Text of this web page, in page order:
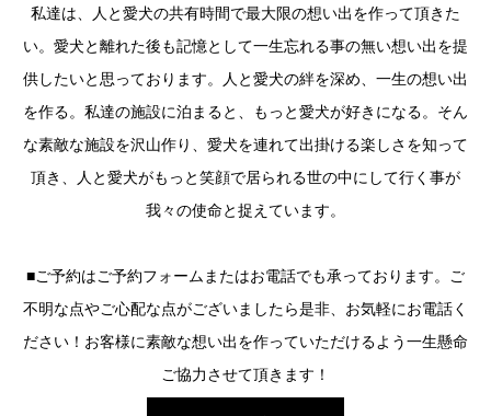
私達は、人と愛犬の共有時間で最大限の想い出を作って頂きた
い。愛犬と離れた後も記憶として一生忘れる事の無い想い出を提
供したいと思っております。人と愛犬の絆を深め、一生の想い出
を作る。私達の施設に泊まると、もっと愛犬が好きになる。そん
な素敵な施設を沢山作り、愛犬を連れて出掛ける楽しさを知って
頂き、人と愛犬がもっと笑顔で居られる世の中にして行く事が
我々の使命と捉えています。
■ご予約はご予約フォームまたはお電話でも承っております。ご
不明な点やご心配な点がございましたら是非、お気軽にお電話く
ださい！お客様に素敵な想い出を作っていただけるよう一生懸命
ご協力させて頂きます！